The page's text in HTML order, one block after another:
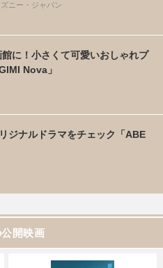
ニー・ジャパン
に！小さくて可愛いおしゃれプ
Nova」
ジナルドラマをチェック「ABE
開映画